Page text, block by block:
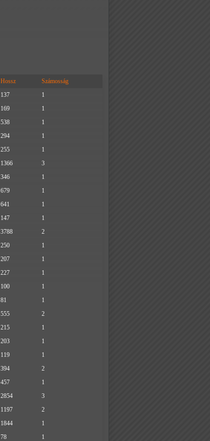
Hossz
Számosság
137
1
169
1
538
1
294
1
255
1
1366
3
346
1
679
1
641
1
147
1
3788
2
250
1
207
1
227
1
100
1
81
1
555
2
215
1
203
1
119
1
394
2
457
1
2854
3
1197
2
1844
1
78
1